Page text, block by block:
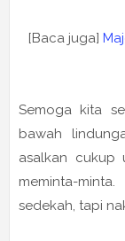
[Baca juga]
Semoga kita
bawah
asalkan cukup
meminta-
sedekah, tapi